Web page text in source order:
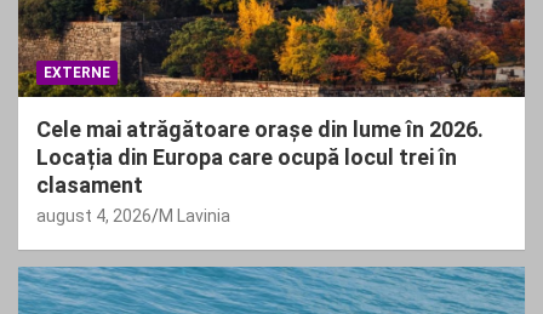
EXTERNE
Cele mai atrăgătoare orașe din lume în 2026.
Locația din Europa care ocupă locul trei în
clasament
august 4, 2026 M Lavinia